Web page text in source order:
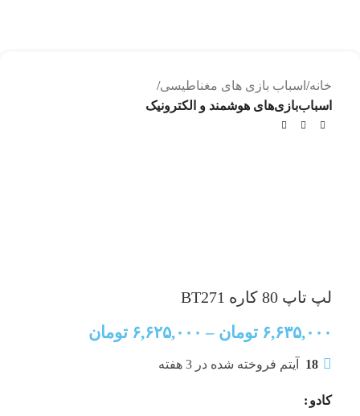
خانه اسباب بازی های مغناطیسی
اسباب‌بازی‌های هوشمند و الکترونیک
لپ تاپ 80 کاره BT271
۶,۶۳۵,۰۰۰ تومان – ۶,۶۲۵,۰۰۰ تومان
18 آیتم فروخته شده در 3 هفته
کادو